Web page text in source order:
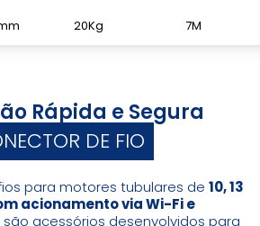
20Kg 7M
Rápida e Segura
DE FIO
para motores tubulares de 10, 13
acionamento via Wi-Fi e
são acessórios desenvolvidos para